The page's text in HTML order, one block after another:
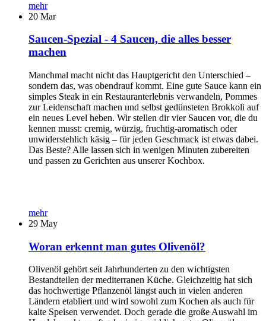
mehr
20 Mar
Saucen-Spezial - 4 Saucen, die alles besser
machen
Manchmal macht nicht das Hauptgericht den Unterschied –
sondern das, was obendrauf kommt. Eine gute Sauce kann ein
simples Steak in ein Restauranterlebnis verwandeln, Pommes
zur Leidenschaft machen und selbst gedünsteten Brokkoli auf
ein neues Level heben. Wir stellen dir vier Saucen vor, die du
kennen musst: cremig, würzig, fruchtig-aromatisch oder
unwiderstehlich käsig – für jeden Geschmack ist etwas dabei.
Das Beste? Alle lassen sich in wenigen Minuten zubereiten
und passen zu Gerichten aus unserer Kochbox.
mehr
29 May
Woran erkennt man gutes Olivenöl?
Olivenöl gehört seit Jahrhunderten zu den wichtigsten
Bestandteilen der mediterranen Küche. Gleichzeitig hat sich
das hochwertige Pflanzenöl längst auch in vielen anderen
Ländern etabliert und wird sowohl zum Kochen als auch für
kalte Speisen verwendet. Doch gerade die große Auswahl im